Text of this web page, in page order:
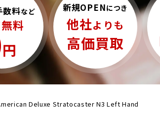
数料など
料
円
新規OPENにつき
他社よりも
高価買取
Deluxe Stratocaster N3 Left Hand